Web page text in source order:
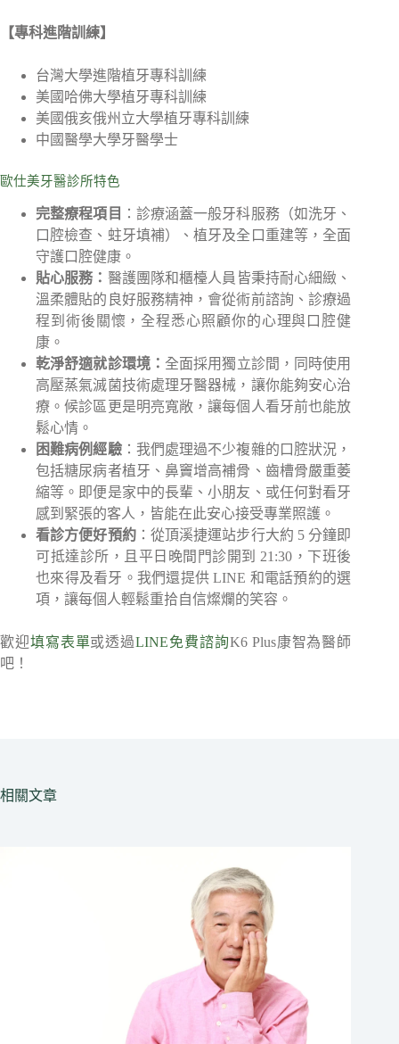
【專科進階訓練】
台灣大學進階植牙專科訓練
美國哈佛大學植牙專科訓練
美國俄亥俄州立大學植牙專科訓練
中國醫學大學牙醫學士
歐仕美牙醫診所特色
完整療程項目
：診療涵蓋一般牙科服務（如洗牙、
口腔檢查、蛀牙填補）、植牙及全口重建等，全面
守護口腔健康。
貼心服務： 醫護團隊和櫃檯人員皆秉持耐心細緻、
溫柔體貼的良好服務精神，會從術前諮詢、診療過
程到術後關懷，全程悉心照顧你的心理與口腔健
康。
乾淨舒適就診環境： 全面採用獨立診間，同時使用
高壓蒸氣滅菌技術處理牙醫器械，讓你能夠安心治
療。候診區更是明亮寬敞，讓每個人看牙前也能放
鬆心情。
困難病例經驗：我們處理過不少複雜的口腔狀況，
包括糖尿病者植牙、鼻竇增高補骨、齒槽骨嚴重萎
縮等。即便是家中的長輩、小朋友、或任何對看牙
感到緊張的客人，皆能在此安心接受專業照護。
看診方便好預約：從頂溪捷運站步行大約 5 分鐘即
可抵達診所，且平日晚間門診開到 21:30，下班後
也來得及看牙。我們還提供 LINE 和電話預約的選
項，讓每個人輕鬆重拾自信燦爛的笑容。
歡迎填寫表單或透過LINE免費諮詢K6 Plus康智為醫師
吧！
相關文章